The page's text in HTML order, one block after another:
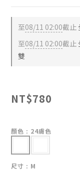
至08/11 02:00截止
至08/11 02:00截止
雙
NT$780
顏色 : 24膚色
尺寸 : M